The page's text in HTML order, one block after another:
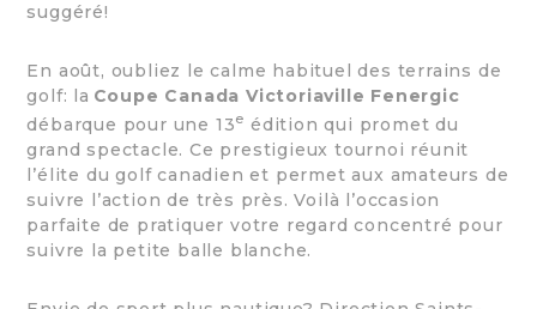
suggéré!
En août, oubliez le calme habituel des terrains de
golf: la Coupe Canada Victoriaville Fenergic
débarque pour une 13e édition qui promet du
grand spectacle. Ce prestigieux tournoi réunit
l’élite du golf canadien et permet aux amateurs de
suivre l’action de très près. Voilà l’occasion
parfaite de pratiquer votre regard concentré pour
suivre la petite balle blanche.